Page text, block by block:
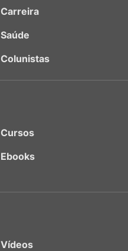
Carreira
Saúde
Colunistas
Cursos
Ebooks
Vídeos